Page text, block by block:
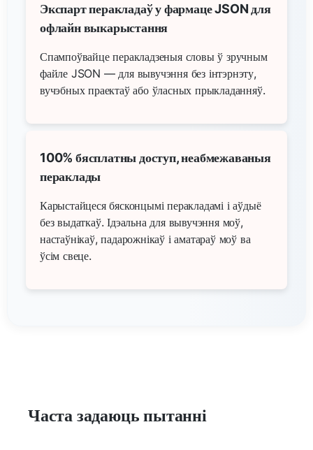
Экспарт перакладаў у фармаце JSON для
офлайн выкарыстання
Спампоўвайце перакладзеныя словы ў зручным
файле JSON — для вывучэння без інтэрнэту,
вучэбных праектаў або ўласных прыкладанняў.
100% бясплатны доступ, неабмежаваныя
пераклады
Карыстайцеся бясконцымі перакладамі і аўдыё
без выдаткаў. Ідэальна для вывучэння моў,
настаўнікаў, падарожнікаў і аматараў моў ва
ўсім свеце.
Часта задаюць пытанні